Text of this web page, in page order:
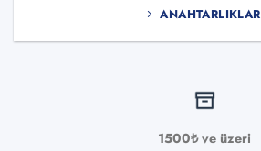
ANAHTARLIKLAR
1500₺ ve üzeri